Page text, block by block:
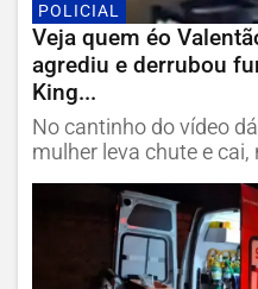
POLICIAL
Veja quem éo
agrediu e derrubou
King...
No cantinho do vídeo
mulher leva chute e cai,